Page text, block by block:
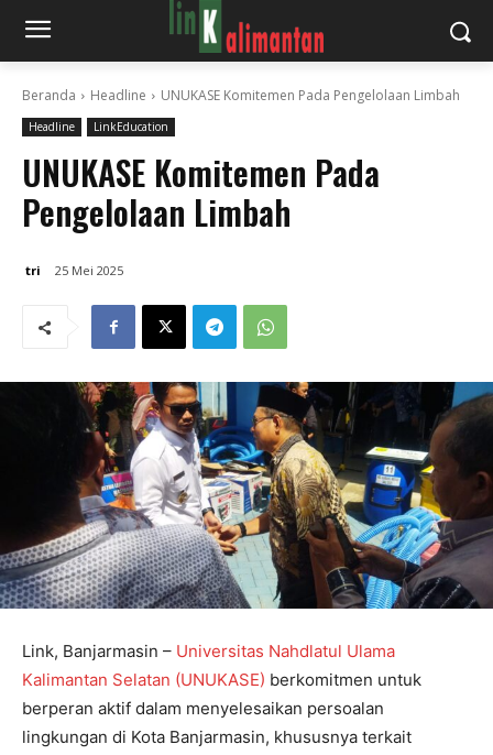
Beranda Headline UNUKASE Komitemen Pada Pengelolaan Limbah
Headline LinkEducation
UNUKASE Komitemen Pada
Pengelolaan Limbah
tri 25 Mei 2025
Link, Banjarmasin – Universitas Nahdlatul Ulama
Kalimantan Selatan (UNUKASE) berkomitmen untuk
berperan aktif dalam menyelesaikan persoalan
lingkungan di Kota Banjarmasin, khususnya terkait